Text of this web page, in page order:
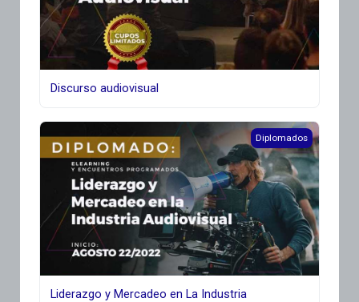
Discurso audiovisual
Liderazgo y Mercadeo en La Industria Audiovisual
Diplomados
Liderazgo y Mercadeo en La Industria